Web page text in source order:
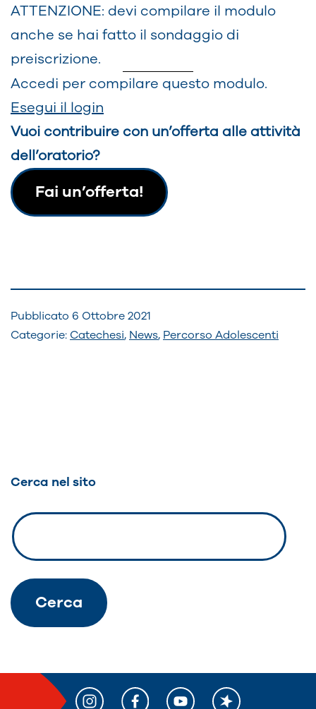
ATTENZIONE: devi compilare il modulo
anche se hai fatto il sondaggio di
preiscrizione.
Accedi per compilare questo modulo.
Esegui il login
Vuoi contribuire con un’offerta alle attività
dell’oratorio?
Fai un’offerta!
Pubblicato 6 Ottobre 2021
Categorie: Catechesi, News, Percorso Adolescenti
Cerca nel sito